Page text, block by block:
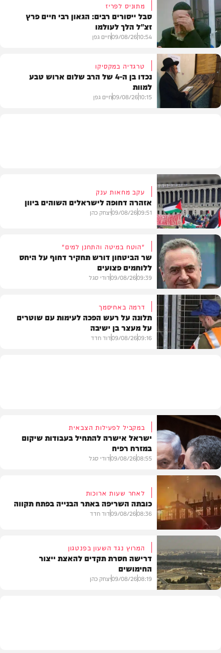
חדשות
חרדים
מתוניס לפריז
סבל ייסורים רבים: הגאון רבי חיים פרץ
זצ"ל הלך לעולמו
10:54
09/08/26חיים גפן
טרגדיה במקסיקו
נכדו בן ה-4 של הרב שלום ארוש טבע
למוות
10:15
09/08/26חיים גפן
חדשות
עקב מחאות ענק
אזהרה דחופה לישראלים השוהים ביוון
09:51
09/08/26יצחק כהן
חדשות
"הוטח במיטה והתחנן למים"
שר הביטחון דורש תחקיר דחוף על היחס
ללוחמים פצועים
09:39
09/08/26דודי סגל
דרמה באחיסמך
תלונה על רעש הפכה לעימות עם שוטרים
על מעצר בן ישיבה
09:16
09/08/26דוד חדד
חדשות
במקביל לפעילות הצבאית
ישראל אישרה להתחיל בעבודות שיקום
במזרח רפיח
08:55
09/08/26דודי סגל
חדשות
לאחר שעות ארוכות
כובתה השריפה באתר הבנייה בפתח תקווה
08:36
09/08/26דוד חדד
המרוץ נגד השעון בפנטגון
דרישה חסרת תקדים להאצת ייצור
החימושים
08:19
09/08/26יצחק כהן